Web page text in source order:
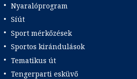
Nyaralóprogram
Síút
Sport mérkőzések
Sportos kirándulások
Tematikus út
Tengerparti esküvő